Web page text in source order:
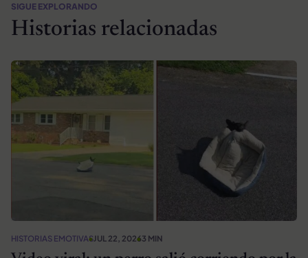
SIGUE EXPLORANDO
Historias relacionadas
HISTORIAS EMOTIVASJUL 22, 20263 MIN